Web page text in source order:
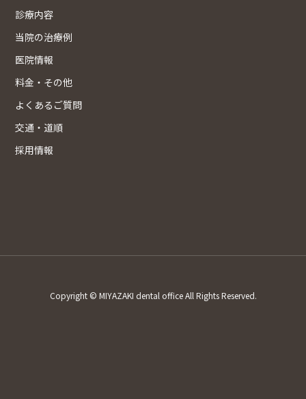
診療内容
当院の治療例
医院情報
料金・その他
よくあるご質問
交通・道順
採用情報
Copyright © MIYAZAKI dental office All Rights Reserved.